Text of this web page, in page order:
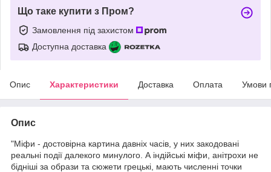
Що таке купити з Пром?
Замовлення під захистом
Доступна доставка
Опис Характеристики Доставка Оплата Умови
Опис
"Міфи - достовірна картина давніх часів, у них закодовані
реальні події далекого минулого. А індійські міфи, анітрохи не
бідніші за образи та сюжети грецькі, мають численні точки